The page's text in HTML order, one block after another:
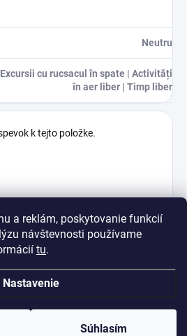
a reklám, poskytovanie funkcií
návštevnosti používame
tu.
Nastavenie
Súhlasím
Neutru
cu rucsacul în spate | Activități
în aer liber | Timp liber
k tejto položke.
. Všetky práva vyhradené.Upraviť nastavenie